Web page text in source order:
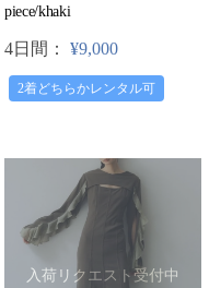
piece/khaki
4日間： ¥9,000
2着どちらかレンタル可
入荷リクエスト受付中